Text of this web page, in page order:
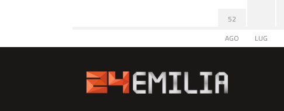
52
AGO
LUG